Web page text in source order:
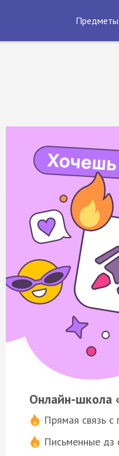
Предметы
Онлайн-школа
Прямая связь с
Письменные дз